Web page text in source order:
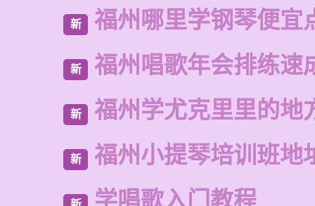
新 福州哪里学钢琴便宜
新 福州唱歌年会排练速
新 福州学尤克里里的地
新 福州小提琴培训班地
学唱歌入门教程